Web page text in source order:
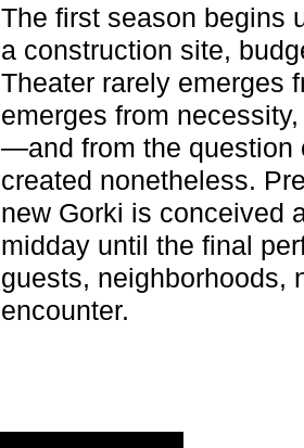
The first season begins
a construction site,
Theater rarely emerges
emerges from
—and from the question
created nonetheless.
new Gorki is conceived
midday until the final
guests, neighborhoods,
encounter.